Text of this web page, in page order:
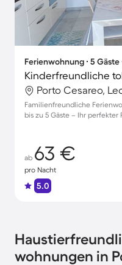
Ferienwohnung ∙ 5
Porto Cesareo,
Familienfreundliche
bis zu 5 Gäste – Ihr perfekter
ab 63 €
pro Nacht
5.0
wohnungen in